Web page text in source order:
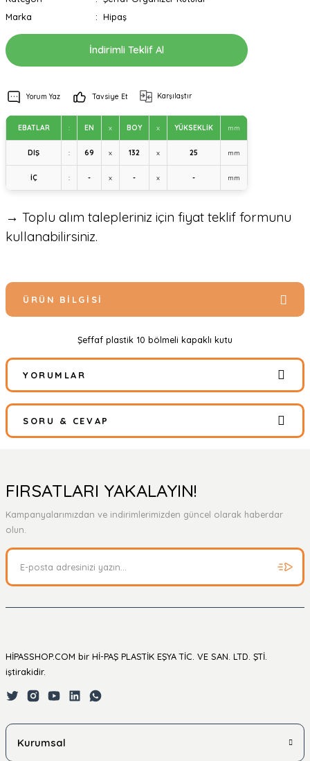
Marka
Hipaş
İndirimli Teklif Al
Yorum Yaz Tavsiye Et Karşılaştır
EBATLAR : EN x BOY x YÜKSEKLİK mm
DIŞ : 69 x 132 x 25 mm
İÇ : - x - x - mm
→ Toplu alım talepleriniz için fiyat teklif formunu
kullanabilirsiniz.
ÜRÜN BILGISI
Şeffaf plastik 10 bölmeli kapaklı kutu
YORUMLAR
Bu ürüne ilk yorumu siz yapın!
SORU & CEVAP
Ürün hakkında henüz soru sorulmamış.
FIRSATLARI YAKALAYIN!
Kampanyalarımızdan ve indirimlerimizden güncel olarak haberdar
olun.
HİPASSHOP.COM bir Hİ-PAŞ PLASTİK EŞYA TİC. VE SAN. LTD. ŞTİ.
iştirakidir.
Kurumsal